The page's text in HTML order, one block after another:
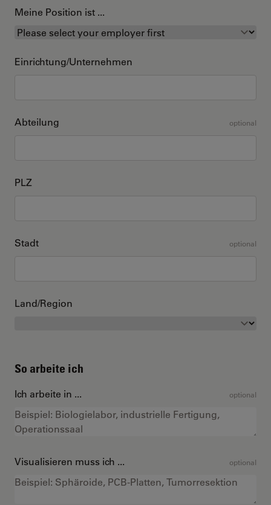
Meine Position ist ...
Einrichtung/Unternehmen
Abteilung optional
PLZ
Stadt optional
Land/Region
So arbeite ich
Ich arbeite in ... optional
Visualisieren muss ich ... optional